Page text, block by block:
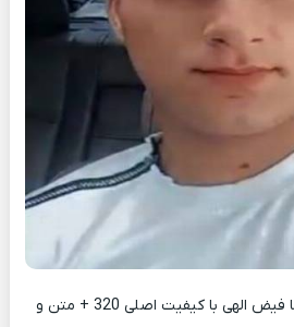
دانلود آهنگ جدید علیرضا فیض الهی با کیفیت اصلی 320 + متن و